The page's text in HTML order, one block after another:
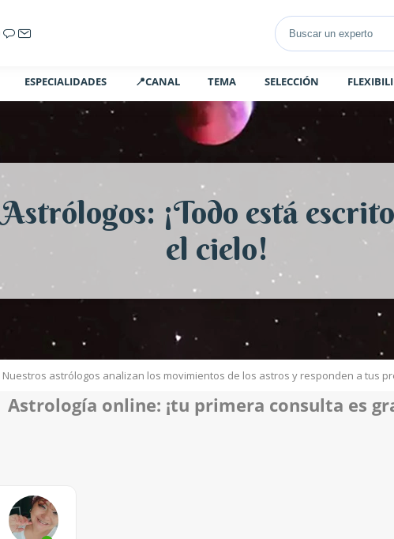
ESPECIALIDADES 📍CANAL TEMA SELECCIÓN
Astrólogos: ¡Todo está
el cielo!
Nuestros astrólogos analizan los movimientos de los astros y responden a tus
Astrología online: ¡tu primera consulta es